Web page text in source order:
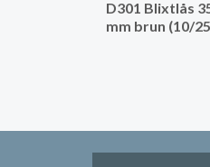
D301 Blixtlås
mm brun (10/